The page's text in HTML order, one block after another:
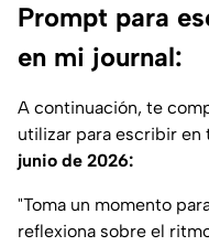
Prompt para
en mi journal:
A continuación, te
utilizar para escribir en
junio de 2026:
"Toma un momento
reflexiona sobre el